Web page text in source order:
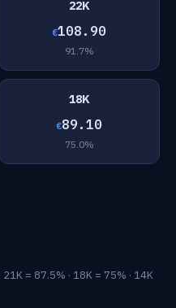
22K
€108.90
91.7%
18K
€89.10
75.0%
= 87.5% · 18K = 75% · 14K